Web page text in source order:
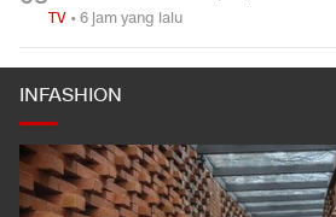
TV •6 jam yang lalu
INFASHION